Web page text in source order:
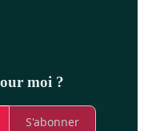
moi ?
S'abonner